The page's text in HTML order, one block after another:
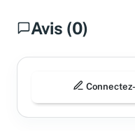
Avis (0)